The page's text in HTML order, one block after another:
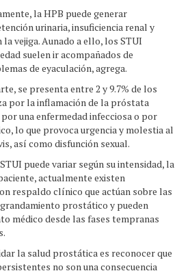
la HPB puede generar
urinaria, insuficiencia renal y
vejiga. Aunado a ello, los STUI
suelen ir acompañados de
de eyaculación, agrega.
se presenta entre 2 y 9.7% de los
por la inflamación de la próstata
una enfermedad infecciosa o por
lo que provoca urgencia y molestia al
así como disfunción sexual.
puede variar según su intensidad, la
actualmente existen
respaldo clínico que actúan sobre las
prostático y pueden
médico desde las fases tempranas
la salud prostática es reconocer que
no son una consecuencia